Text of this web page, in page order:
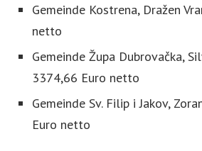
Gemeinde Kostrena, Dražen
netto
Gemeinde Župa Dubrovačka,
3374,66 Euro netto
Gemeinde Sv. Filip i Jakov,
Euro netto